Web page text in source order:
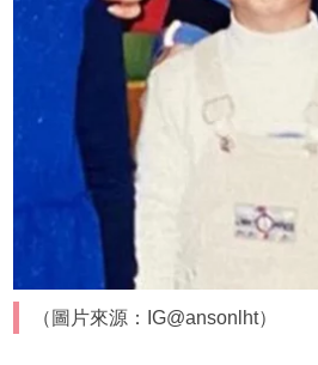
（圖片來源：IG@ansonlht）